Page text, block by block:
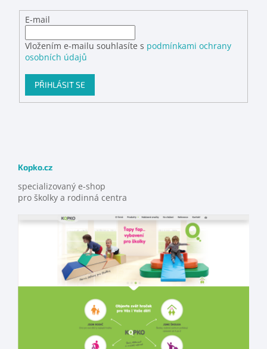
E-mail
Vložením e-mailu souhlasíte s podmínkami ochrany
osobních údajů
PŘIHLÁSIT SE
Kopko.cz
specializovaný e-shop
pro školky a rodinná centra